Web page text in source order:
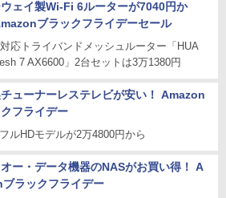
ェイ製Wi-Fi 6ルーターが7040円か
ブラックフライデーセール
応トライバンドメッシュルーター「HUA
7 AX6600」2台セットは3万1380円
ューナーレステレビが安い！ Amazon
フライデー
ルHDモデルが2万4800円から
ー・データ機器のNASがお買い得！ A
ラックフライデー